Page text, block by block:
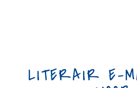
LITERAIR E-